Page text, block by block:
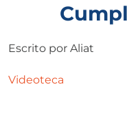
Escrito por Aliat
Videoteca